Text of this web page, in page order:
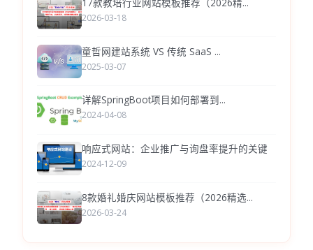
2026-03-18
童哲网建站系统 VS 传统 SaaS ...
2025-03-07
详解SpringBoot项目如何部署到...
2024-04-08
响应式网站：企业推广与询盘率提升的关键
2024-12-09
8款婚礼婚庆网站模板推荐（2026精选...
2026-03-24